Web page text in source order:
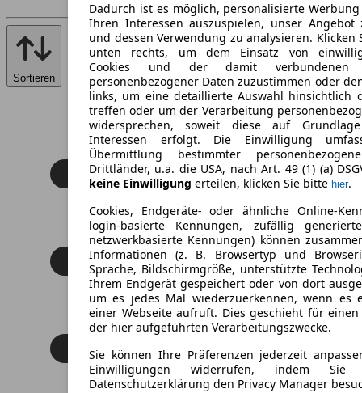
Dadurch ist es möglich, personalisierte
Ihren Interessen auszuspielen, unser Angebot
und dessen Verwendung zu analysieren. Klicken
unten rechts, um dem Einsatz von
Cookies und der damit verbundenen
personenbezogener Daten zuzustimmen oder
links, um eine detaillierte Auswahl hinsichtlich
treffen oder um der Verarbeitung
widersprechen, soweit diese auf
Interessen erfolgt. Die Einwilligung
Übermittlung bestimmter
Drittländer, u.a. die USA, nach Art. 49 (1) (a)
keine Einwilligung erteilen, klicken Sie bitte hier.
Cookies, Endgeräte- oder ähnliche Online-
login-basierte Kennungen, zufällig
netzwerkbasierte Kennungen) können
Informationen (z. B. Browsertyp und
Sprache, Bildschirmgröße, unterstützte
Ihrem Endgerät gespeichert oder von dort
um es jedes Mal wiederzuerkennen, wenn es
einer Webseite aufruft. Dies geschieht für
der hier aufgeführten Verarbeitungszwecke.
Sie können Ihre Präferenzen jederzeit
Einwilligungen widerrufen, indem
Datenschutzerklärung den Privacy Manager
Sortieren